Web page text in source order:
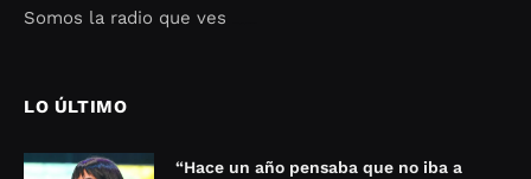
Somos la radio que ves
LO ÚLTIMO
“Hace un año pensaba que no iba a